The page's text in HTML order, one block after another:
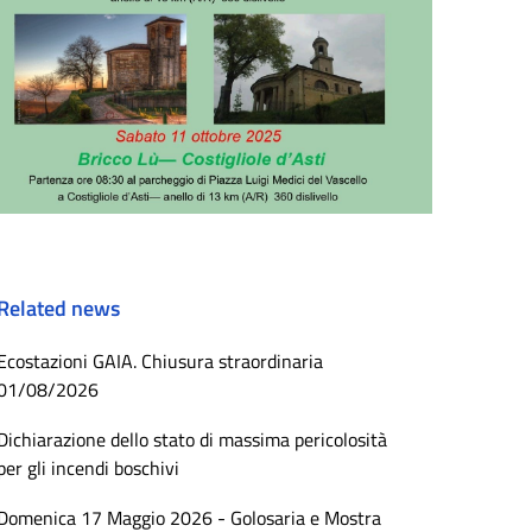
news
GAIA. Chiusura straordinaria
08/2026
dello stato di massima pericolosità
gli incendi boschivi
17 Maggio 2026 - Golosaria e Mostra